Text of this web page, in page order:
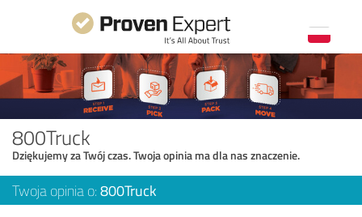
800Truck
Dziękujemy za Twój czas. Twoja opinia ma dla nas znaczenie.
Twoja opinia o: 800Truck